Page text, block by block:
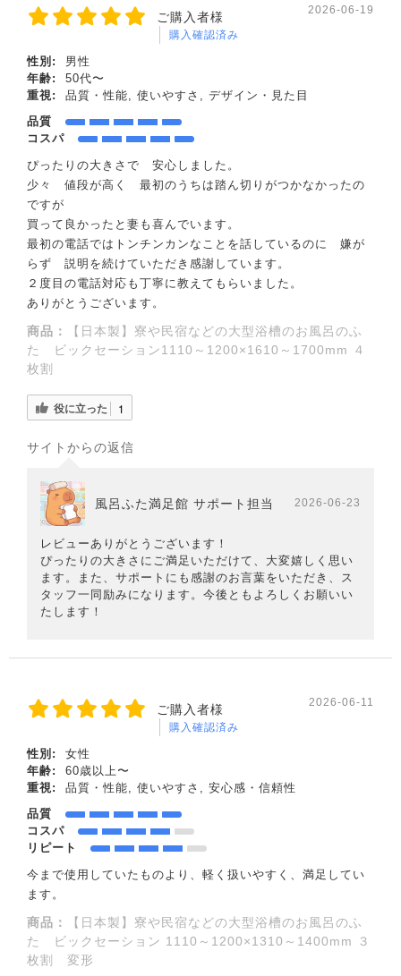
ご購入者様
購入確認済み
2026-06-19
性別:
男性
年齢:
50代〜
重視:
品質・性能, 使いやすさ, デザイン・見た目
品質
コスパ
ぴったりの大きさで 安心しました。
少々 値段が高く 最初のうちは踏ん切りがつかなかったの
ですが
買って良かったと妻も喜んでいます。
最初の電話ではトンチンカンなことを話しているのに 嫌が
らず 説明を続けていただき感謝しています。
２度目の電話対応も丁寧に教えてもらいました。
ありがとうございます。
商品：
【日本製】寮や民宿などの大型浴槽のお風呂のふ
た ビックセーション1110～1200×1610～1700mm ４
枚割
役に立った 1
サイトからの返信
風呂ふた満足館 サポート担当 2026-06-23
レビューありがとうございます！
ぴったりの大きさにご満足いただけて、大変嬉しく思い
ます。また、サポートにも感謝のお言葉をいただき、ス
タッフ一同励みになります。今後ともよろしくお願いい
たします！
ご購入者様
購入確認済み
2026-06-11
性別:
女性
年齢:
60歳以上〜
重視:
品質・性能, 使いやすさ, 安心感・信頼性
品質
コスパ
リピート
今まで使用していたものより、軽く扱いやすく、満足してい
ます。
商品：
【日本製】寮や民宿などの大型浴槽のお風呂のふ
た ビックセーション 1110～1200×1310～1400mm ３
枚割 変形